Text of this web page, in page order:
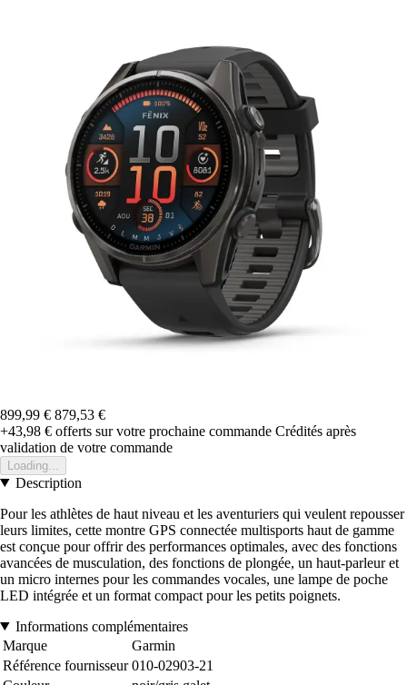
899,99 € 879,53 €
+43,98 € offerts sur votre prochaine commande Crédités après
validation de votre commande
Loading...
Description
Pour les athlètes de haut niveau et les aventuriers qui veulent repousser
leurs limites, cette montre GPS connectée multisports haut de gamme
est conçue pour offrir des performances optimales, avec des fonctions
avancées de musculation, des fonctions de plongée, un haut-parleur et
un micro internes pour les commandes vocales, une lampe de poche
LED intégrée et un format compact pour les petits poignets.
Informations complémentaires
Marque
Garmin
Référence fournisseur 010-02903-21